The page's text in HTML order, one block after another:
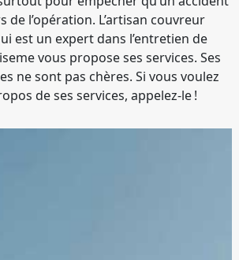
de l’opération. L’artisan couvreur
est un expert dans l’entretien de
vous propose ses services. Ses
ne sont pas chères. Si vous voulez
de ses services, appelez-le !